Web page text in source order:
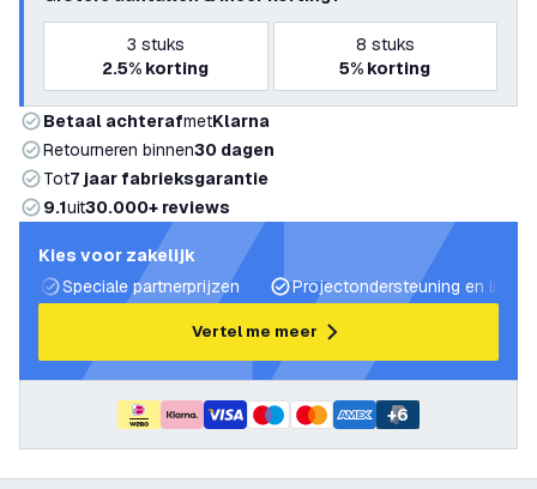
3 stuks
2.5% korting
8 stuks
5% korting
Betaal achterafmetKlarna
Retourneren binnen30 dagen
Tot7 jaar fabrieksgarantie
9.1uit30.000+ reviews
Kies voor zakelijk
Speciale partnerprijzen
Projectondersteuning en
Vertel me meer
+6